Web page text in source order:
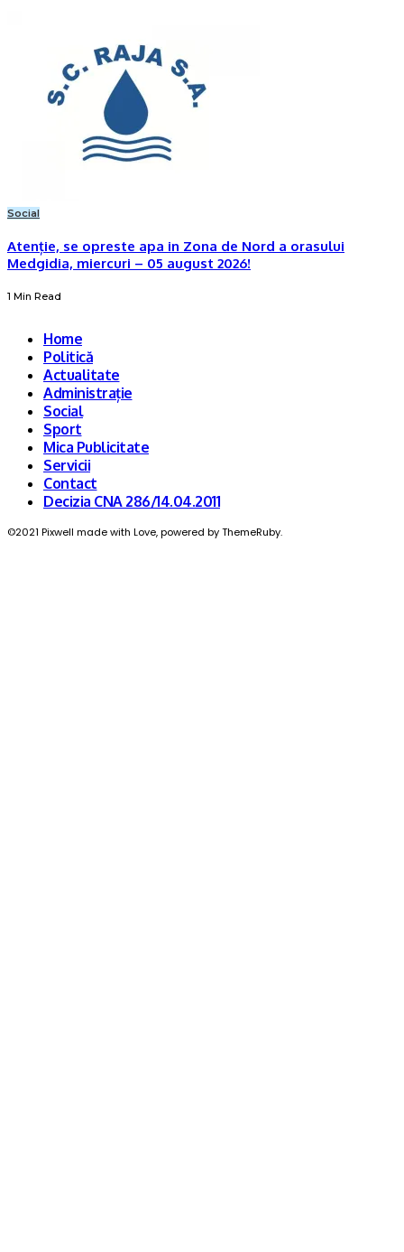
Social
Atenție, se opreste apa in Zona de Nord a orasului
Medgidia, miercuri – 05 august 2026!
1 Min Read
Home
Politică
Actualitate
Administrație
Social
Sport
Mica Publicitate
Servicii
Contact
Decizia CNA 286/14.04.2011
©2021 Pixwell made with Love, powered by ThemeRuby.